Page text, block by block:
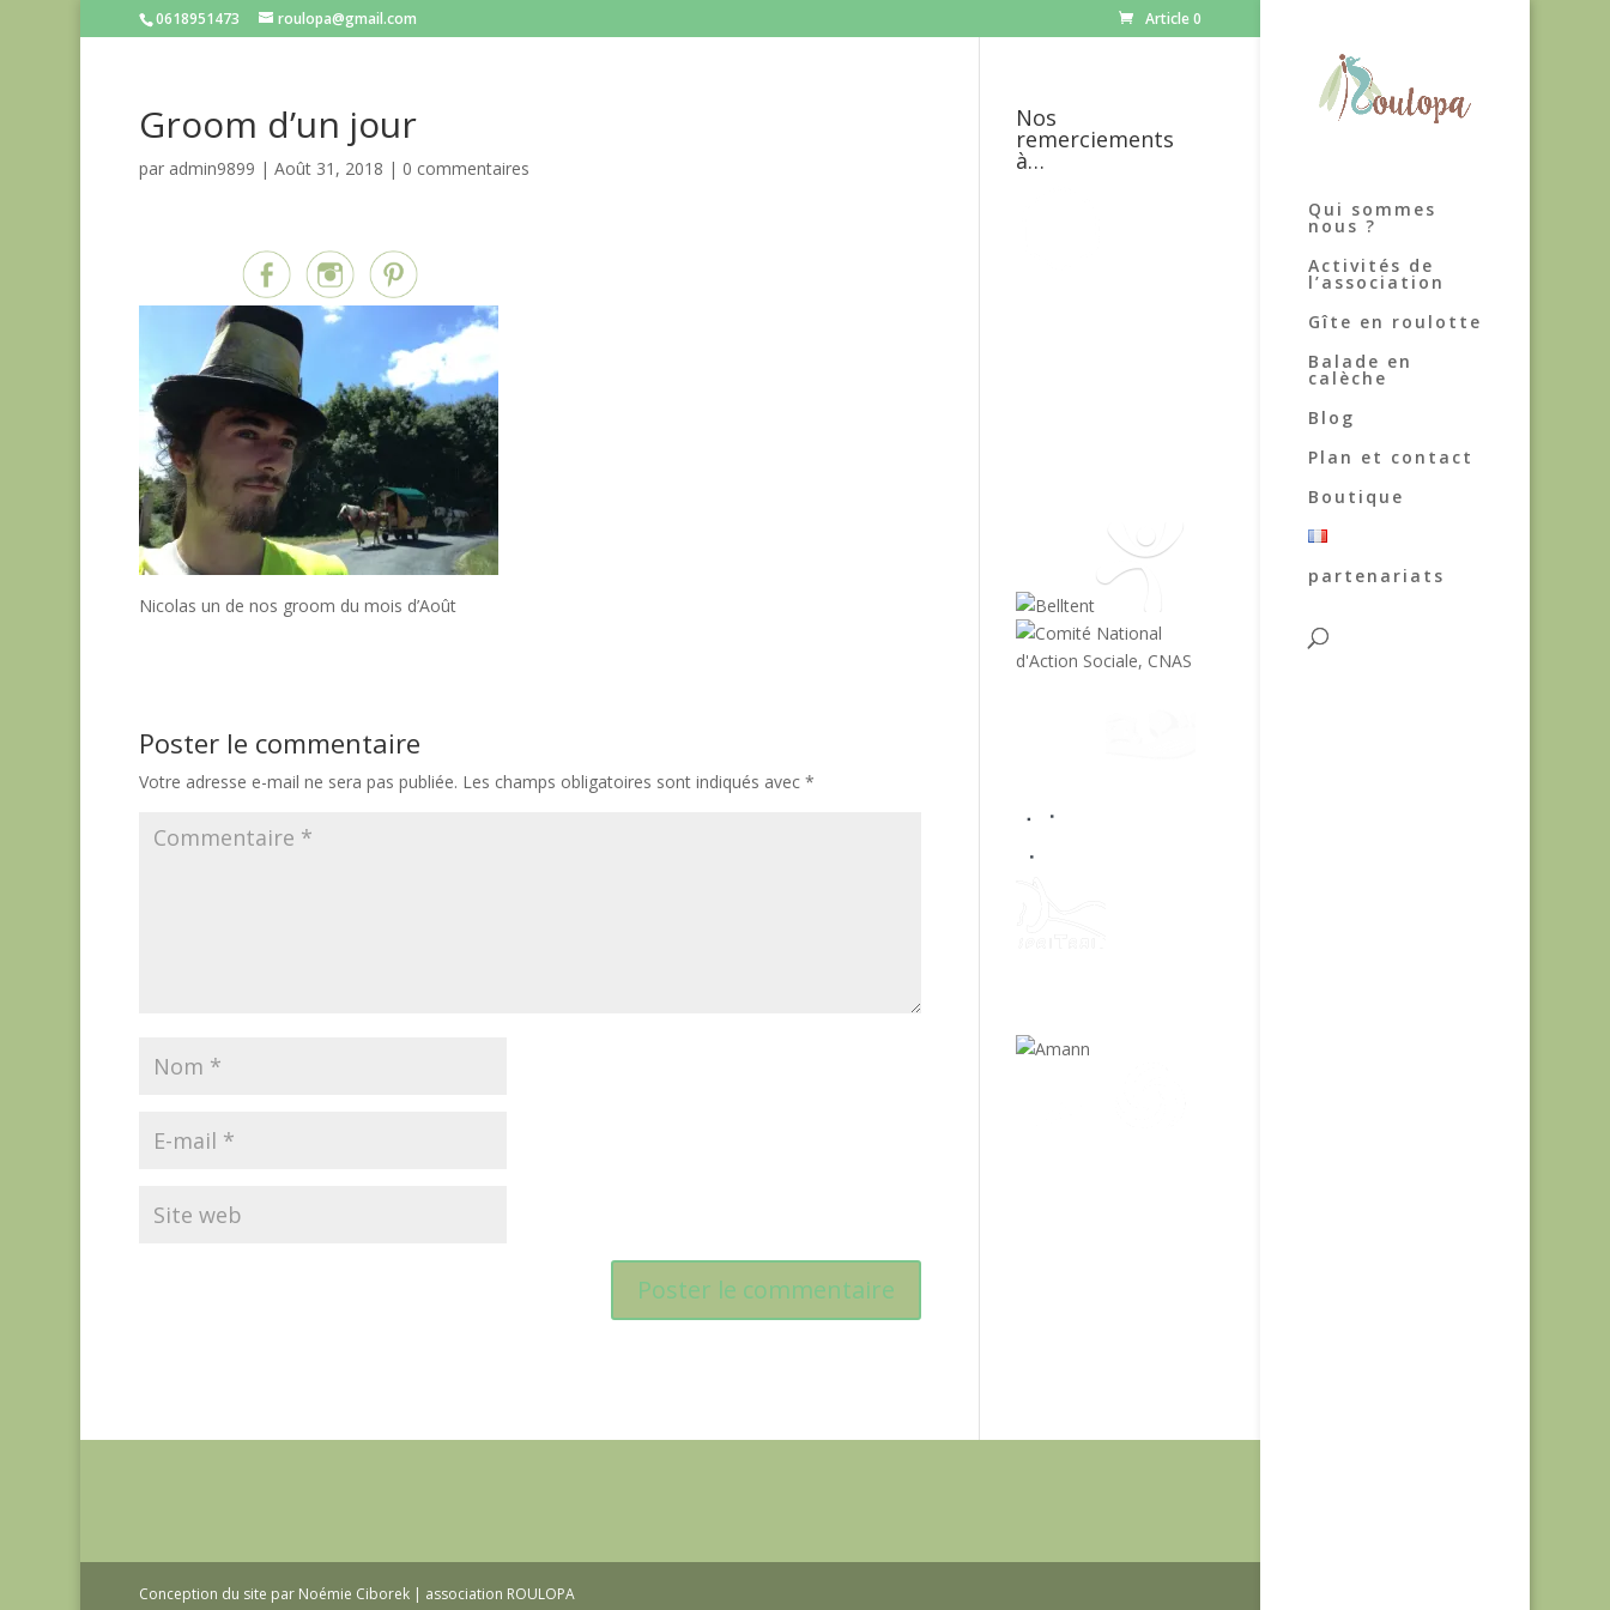
0618951473 roulopa@gmail.com Article 0
Qui sommes
nous ?
Activités de
l’association
Gîte en roulotte
Balade en
calèche
Blog
Plan et contact
Boutique
partenariats
Groom d’un jour
par admin9899 |Août 31, 2018 | 0 commentaires
Nicolas un de nos groom du mois d’Août
Poster le commentaire
Votre adresse e-mail ne sera pas publiée. Les champs obligatoires sont indiqués avec*
Nos
remerciements
à…
Conception du site par Noémie Ciborek | association ROULOPA